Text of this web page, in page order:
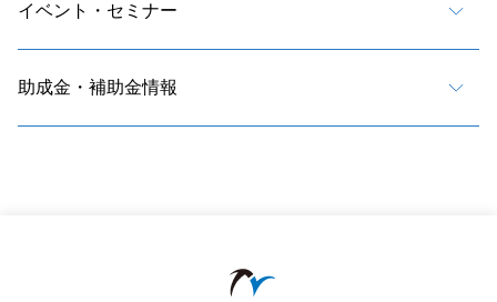
イベント・セミナー
助成金・補助金情報